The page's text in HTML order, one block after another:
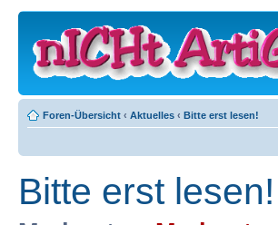
Foren-Übersicht ‹ Aktuelles ‹ Bitte erst lesen!
Bitte erst lesen!